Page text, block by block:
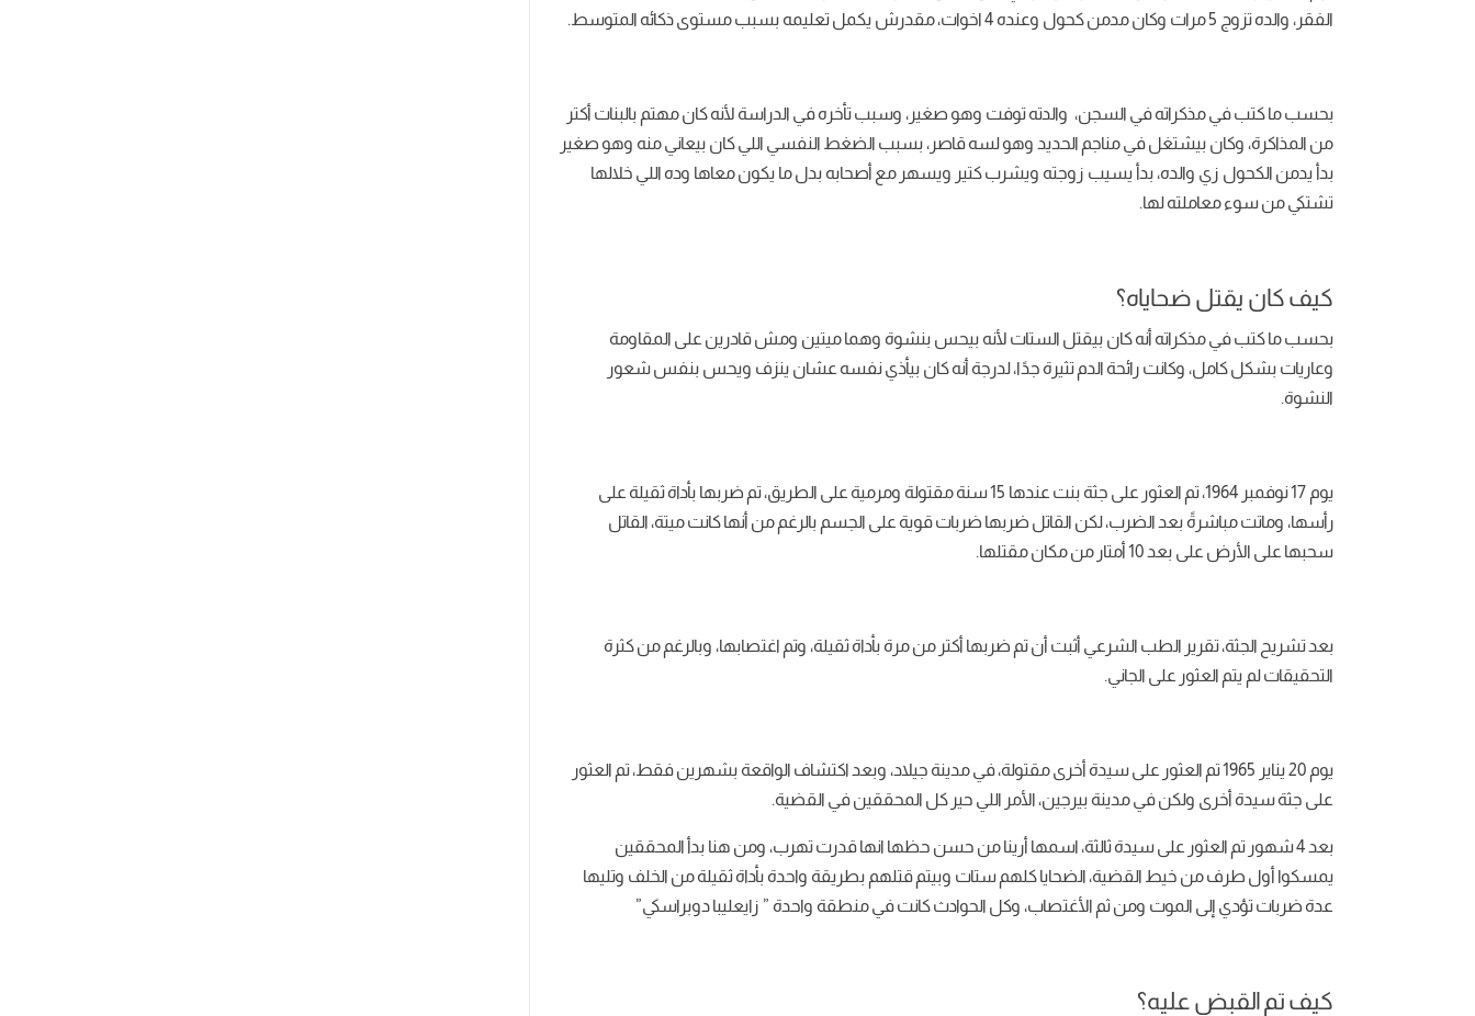
الفقر، والده تزوج 5 مرات وكان مدمن كحول وعنده 4 اخوات، مقدرش يكمل تعليمه بسبب مستوى ذكائه المتوسط.
بحسب ما كتب في مذكراته في السجن، والدته توفت وهو صغير، وسبب تأخره في الدراسة لأنه كان مهتم بالبنات أكتر
من المذاكرة، وكان بيشتغل في مناجم الحديد وهو لسه قاصر، بسبب الضغط النفسي اللي كان بيعاني منه وهو صغير
بدأ يدمن الكحول زي والده، بدأ يسيب زوجته ويشرب كتير ويسهر مع أصحابه بدل ما يكون معاها وده اللي خلالها
تشتكي من سوء معاملته لها.
كيف كان يقتل ضحاياه؟
بحسب ما كتب في مذكراته أنه كان بيقتل الستات لأنه بيحس بنشوة وهما ميتين ومش قادرين على المقاومة
وعاريات بشكل كامل، وكانت رائحة الدم تثيرة جدًا، لدرجة أنه كان بيأذي نفسه عشان ينزف ويحس بنفس شعور
النشوة.
يوم 17 نوفمبر 1964، تم العثور على جثة بنت عندها 15 سنة مقتولة ومرمية على الطريق، تم ضربها بأداة ثقيلة على
رأسها، وماتت مباشرةً بعد الضرب، لكن القاتل ضربها ضربات قوية على الجسم بالرغم من أنها كانت ميتة، القاتل
سحبها على الأرض على بعد 10 أمتار من مكان مقتلها.
بعد تشريح الجثة، تقرير الطب الشرعي أثبت أن تم ضربها أكتر من مرة بأداة ثقيلة، وتم اغتصابها، وبالرغم من كثرة
التحقيقات لم يتم العثور على الجاني.
يوم 20 يناير 1965 تم العثور على سيدة أخرى مقتولة، في مدينة جيلاد، وبعد اكتشاف الواقعة بشهرين فقط، تم العثور
على جثة سيدة أخرى ولكن في مدينة بيرجين، الأمر اللي حير كل المحققين في القضية.
بعد 4 شهور تم العثور على سيدة ثالثة، اسمها أرينا من حسن حظها انها قدرت تهرب، ومن هنا بدأ المحققين
يمسكوا أول طرف من خيط القضية، الضحايا كلهم ستات وبيتم قتلهم بطريقة واحدة بأداة ثقيلة من الخلف وتليها
عدة ضربات تؤدي إلى الموت ومن ثم الأغتصاب، وكل الحوادث كانت في منطقة واحدة ” زايعليبا دوبراسكي”
كيف تم القبض عليه؟